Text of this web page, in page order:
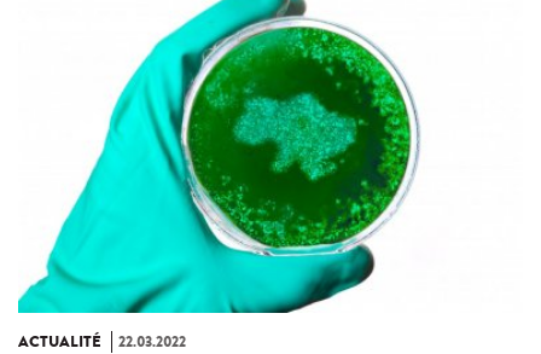
ACTUALITÉ 22.03.2022